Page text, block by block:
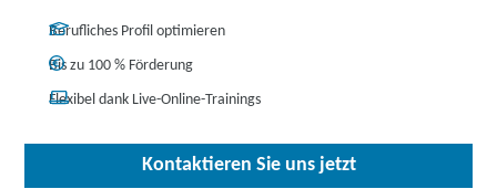
Berufliches Profil optimieren
Bis zu 100 % Förderung
Flexibel dank Live-Online-Trainings
Kontaktieren Sie uns jetzt